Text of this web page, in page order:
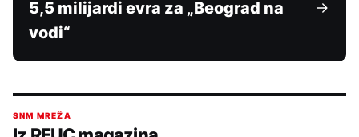
5,5 milijardi evra za „Beograd na
vodi“
SNM MREŽA